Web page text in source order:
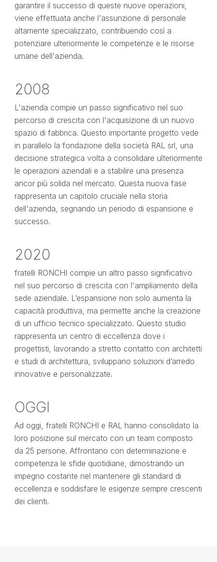
garantire il successo di queste nuove operazioni,
viene effettuata anche l'assunzione di personale
altamente specializzato, contribuendo così a
potenziare ulteriormente le competenze e le risorse
umane dell'azienda.
2008
L'azienda compie un passo significativo nel suo
percorso di crescita con l'acquisizione di un nuovo
spazio di fabbrica. Questo importante progetto vede
in parallelo la fondazione della società RAL srl, una
decisione strategica volta a consolidare ulteriormente
le operazioni aziendali e a stabilire una presenza
ancor più solida nel mercato. Questa nuova fase
rappresenta un capitolo cruciale nella storia
dell'azienda, segnando un periodo di espansione e
successo.
2020
fratelli RONCHI compie un altro passo significativo
nel suo percorso di crescita con l'ampliamento della
sede aziendale. L’espansione non solo aumenta la
capacità produttiva, ma permette anche la creazione
di un ufficio tecnico specializzato. Questo studio
rappresenta un centro di eccellenza dove i
progettisti, lavorando a stretto contatto con architetti
e studi di architettura, sviluppano soluzioni d’arredo
innovative e personalizzate.
OGGI
Ad oggi, fratelli RONCHI e RAL hanno consolidato la
loro posizione sul mercato con un team composto
da 25 persone. Affrontano con determinazione e
competenza le sfide quotidiane, dimostrando un
impegno costante nel mantenere gli standard di
eccellenza e soddisfare le esigenze sempre crescenti
dei clienti.